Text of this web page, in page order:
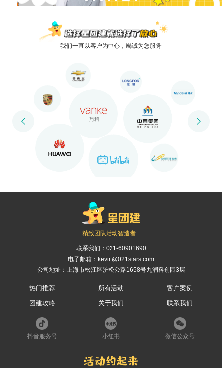
我们一直以客户为中心，竭诚为您服务
精致团队活动智造者
联系我们： 021-60901690
电子邮箱：kevin@021stars.com
公司地址：上海市松江区沪松公路1658号九润科创园3层
热门推荐 所有活动
客户案例
团建攻略
关于我们 联系我们
抖音服务号 小红书 微信公众号